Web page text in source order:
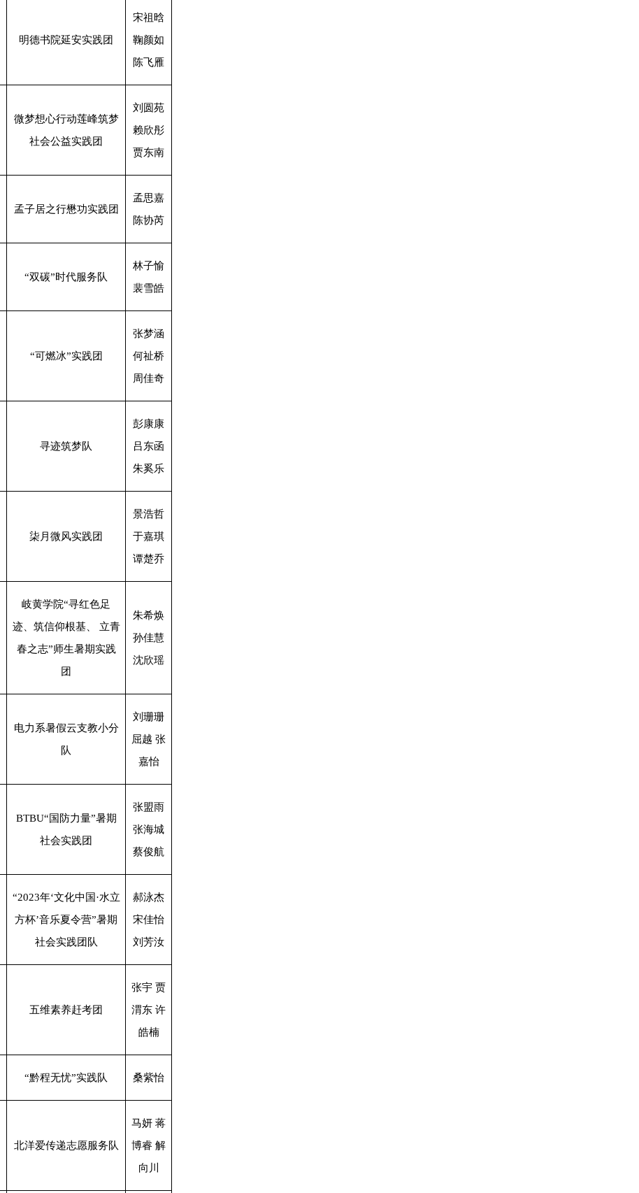
明德书院延安实践团
宋祖晗
鞠颜如
陈飞雁
微梦想心行动莲峰筑梦
社会公益实践团
刘圆苑
赖欣彤
贾东南
孟子居之行懋功实践团
孟思嘉
陈协芮
“双碳”时代服务队
林子愉
裴雪皓
“可燃冰”实践团
张梦涵
何祉桥
周佳奇
寻迹筑梦队
彭康康
吕东函
朱奚乐
柒月微风实践团
景浩哲
于嘉琪
谭楚乔
岐黄学院“寻红色足
迹、筑信仰根基、 立青
春之志”师生暑期实践
团
朱希焕
孙佳慧
沈欣瑶
电力系暑假云支教小分
队
刘珊珊
屈越 张
嘉怡
BTBU“国防力量”暑期
社会实践团
张盟雨
张海城
蔡俊航
“2023年‘文化中国·水立
方杯’音乐夏令营”暑期
社会实践团队
郝泳杰
宋佳怡
刘芳汝
五维素养赶考团
张宇 贾
渭东 许
皓楠
“黔程无忧”实践队 桑紫怡
北洋爱传递志愿服务队
马妍 蒋
博睿 解
向川